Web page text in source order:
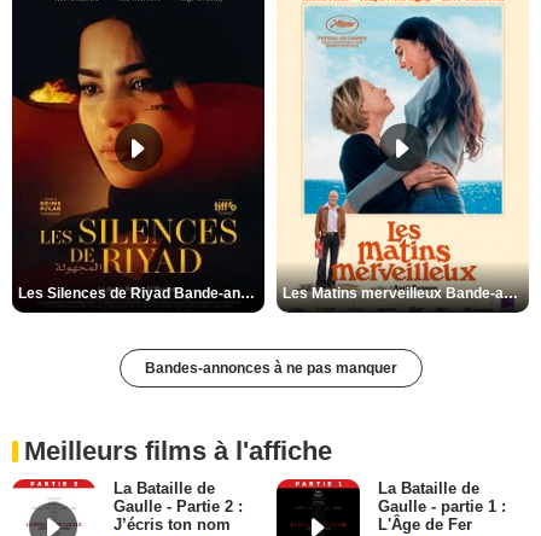
Les Silences de Riyad Bande-annonce VO STFR Les Matins merveilleux Bande-annonce VF
Bandes-annonces à ne pas manquer
Meilleurs films à l'affiche
La Bataille de
Gaulle - Partie 2 :
J’écris ton nom
La Bataille de
Gaulle - partie 1 :
L'Âge de Fer